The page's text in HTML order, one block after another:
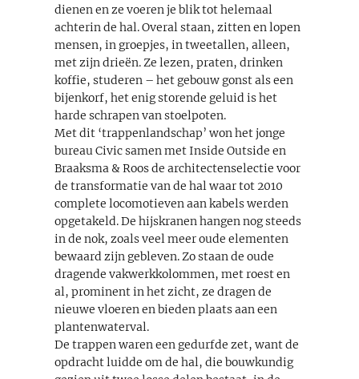
dienen en ze voeren je blik tot helemaal
achterin de hal. Overal staan, zitten en lopen
mensen, in groepjes, in tweetallen, alleen,
met zijn drieën. Ze lezen, praten, drinken
koffie, studeren – het gebouw gonst als een
bijenkorf, het enig storende geluid is het
harde schrapen van stoelpoten.
Met dit ‘trappenlandschap’ won het jonge
bureau Civic samen met Inside Outside en
Braaksma & Roos de architectenselectie voor
de transformatie van de hal waar tot ­2010
complete locomotieven aan kabels werden
opgetakeld. De hijskranen hangen nog steeds
in de nok, zoals veel meer oude elementen
bewaard zijn gebleven. Zo staan de oude
dragende vakwerkkolommen, met roest en
al, prominent in het zicht, ze dragen de
nieuwe vloeren en bieden plaats aan een
plantenwaterval.
De trappen waren een gedurfde zet, want de
opdracht luidde om de hal, die bouwkundig